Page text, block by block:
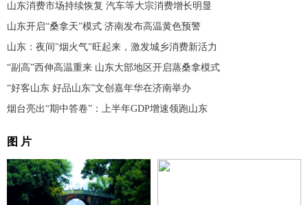
山东消费市场持续恢复 汽车等大宗消费增长明显
山东开启“桑拿天”模式 济南发布高温黄色预警
山东：夜间"烟火气"旺起来，激发城乡消费新活力
“副高”西伸高温重来 山东大部地区开启蒸桑拿模式
“好客山东 好品山东”文创嘉年华在济南举办
烟台亮出“期中答卷”：上半年GDP增速领跑山东
图 片